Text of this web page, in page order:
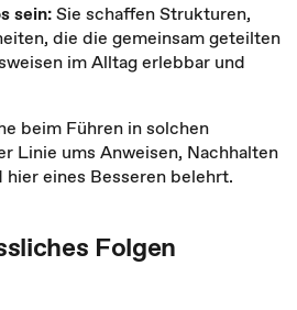
sein:Sie schaffen Strukturen,
die die gemeinsam geteilten
im Alltag erlebbar und
beim Führen in solchen
Linie ums Anweisen, Nachhalten
eines Besseren belehrt.
Folgen